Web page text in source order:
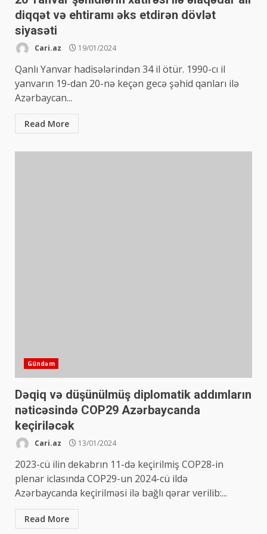
diqqət və ehtiramı əks etdirən dövlət
siyasəti
Cari.az 19/01/2024
Qanlı Yanvar hadisələrindən 34 il ötür. 1990-cı il
yanvarın 19-dan 20-nə keçən gecə şəhid qanları ilə
Azərbaycan...
Read More
Gündəm
Dəqiq və düşünülmüş diplomatik addımların
nəticəsində COP29 Azərbaycanda
keçiriləcək
Cari.az 13/01/2024
2023-cü ilin dekabrın 11-də keçirilmiş COP28-in
plenar iclasında COP29-un 2024-cü ildə
Azərbaycanda keçirilməsi ilə bağlı qərar verilib:...
Read More